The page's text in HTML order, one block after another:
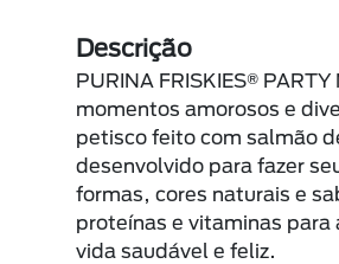
Descrição
PURINA FRISKIES®
momentos amorosos e
petisco feito com salmão
desenvolvido para fazer
formas, cores naturais e
proteínas e vitaminas para
vida saudável e feliz.